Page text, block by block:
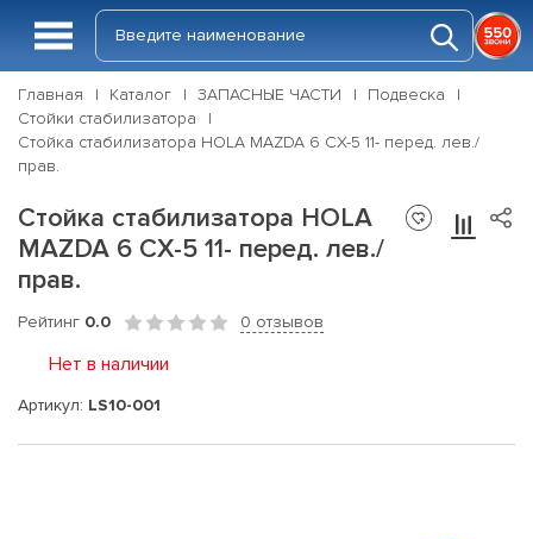
Главная Каталог ЗАПАСНЫЕ ЧАСТИ
Подвеска
Стойки стабилизатора
Стойка стабилизатора HOLA MAZDA 6 CX-5 11- перед. лев./
прав.
Стойка стабилизатора HOLA
MAZDA 6 CX-5 11- перед. лев./
прав.
Рейтинг 0.0 0 отзывов
Нет в наличии
Артикул: LS10-001